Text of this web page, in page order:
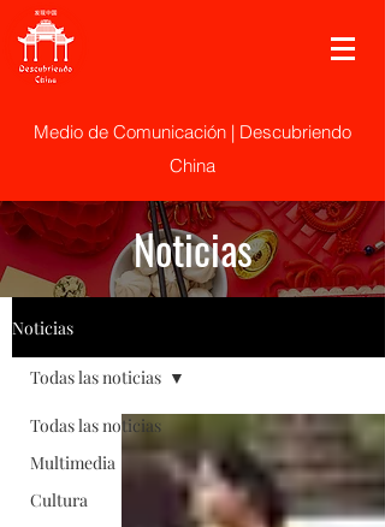
Medio de Comunicación | Descubriendo
China
Noticias
Noticias
Todas las noticias
Multimedia
Cultura
Todas las noticias